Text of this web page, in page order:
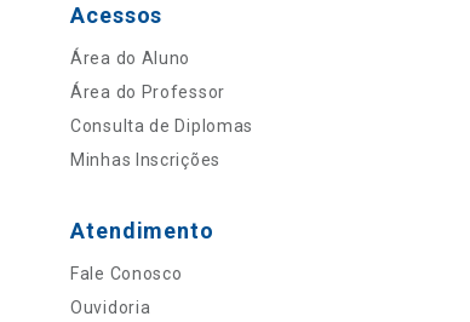
Acessos
Área do Aluno
Área do Professor
Consulta de Diplomas
Minhas Inscrições
Atendimento
Fale Conosco
Ouvidoria